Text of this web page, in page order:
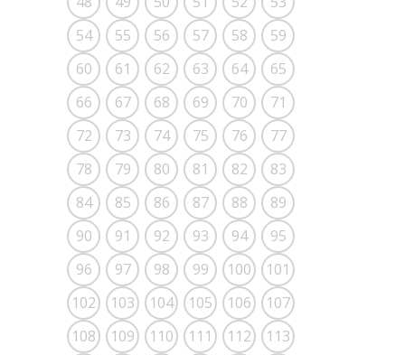
54
55 56 57 58
59
60
61 62 63 64
65
66
67 68 69 70
71
72
73 74 75 76
77
78
79 80 81 82
83
84
85 86 87 88
89
90
91 92 93 94
95
96
97 98 99 100
101
102
103 104 105 106
107
108
109 110 111 112
113